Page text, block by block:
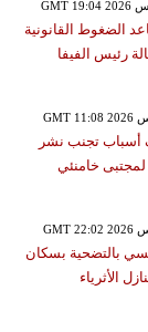
الضغوط القانونية
رئيس الفيفا
أسباب تجنب نشر
خامنئي
بالتضحية بسكان
الأثرياء